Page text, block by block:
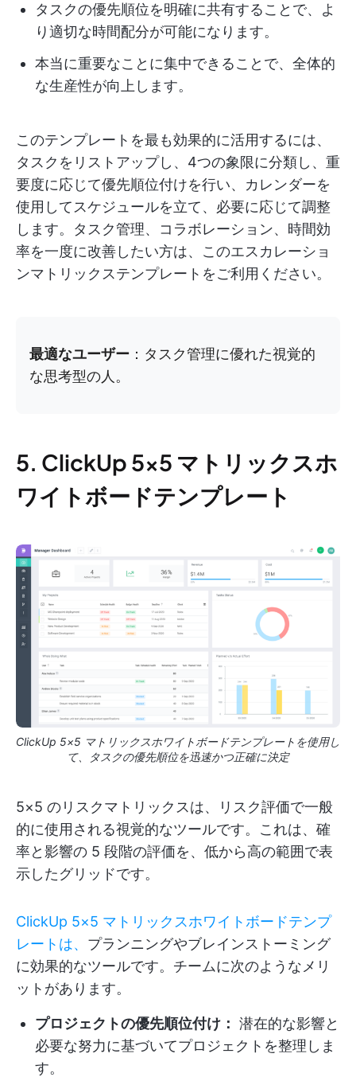
タスクの優先順位を明確に共有することで、よ
り適切な時間配分が可能になります。
本当に重要なことに集中できることで、全体的
な生産性が向上します。
このテンプレートを最も効果的に活用するには、
タスクをリストアップし、4つの象限に分類し、重
要度に応じて優先順位付けを行い、カレンダーを
使用してスケジュールを立て、必要に応じて調整
します。タスク管理、コラボレーション、時間効
率を一度に改善したい方は、このエスカレーショ
ンマトリックステンプレートをご利用ください。
最適なユーザー ：タスク管理に優れた視覚的
な思考型の人。
5. ClickUp 5×5 マトリックスホ
ワイトボードテンプレート
ClickUp 5×5 マトリックスホワイトボードテンプレートを使用し
て、タスクの優先順位を迅速かつ正確に決定
5×5 のリスクマトリックスは、リスク評価で一般
的に使用される視覚的なツールです。これは、確
率と影響の 5 段階の評価を、低から高の範囲で表
示したグリッドです。
ClickUp 5×5 マトリックスホワイトボードテンプ
レートは、 プランニングやブレインストーミング
に効果的なツールです。チームに次のようなメリ
ットがあります。
プロジェクトの優先順位付け： 潜在的な影響と
必要な努力に基づいてプロジェクトを整理しま
す。